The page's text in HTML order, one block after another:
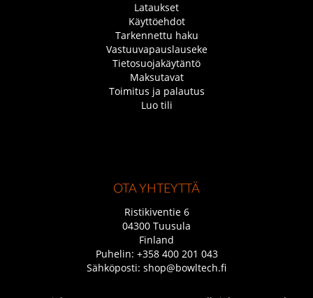
Lataukset
Käyttöehdot
Tarkennettu haku
Vastuuvapauslauseke
Tietosuojakäytäntö
Maksutavat
Toimitus ja palautus
Luo tili
OTA YHTEYTTÄ
Ristikiventie 6
04300 Tuusula
Finland
Puhelin: +358 400 201 043
Sähköposti: shop@bowltech.fi